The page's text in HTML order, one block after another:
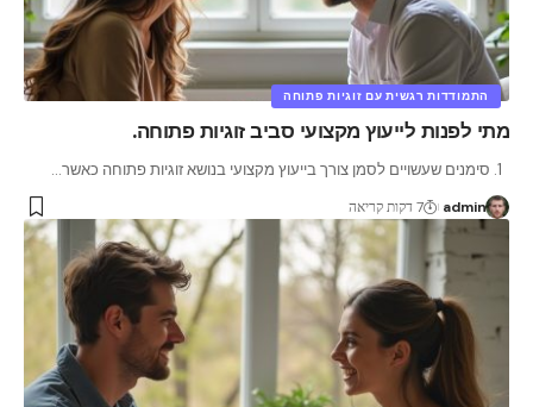
התמודדות רגשית עם זוגיות פתוחה
מתי לפנות לייעוץ מקצועי סביב זוגיות פתוחה.
…
admin 7 דקות קריאה